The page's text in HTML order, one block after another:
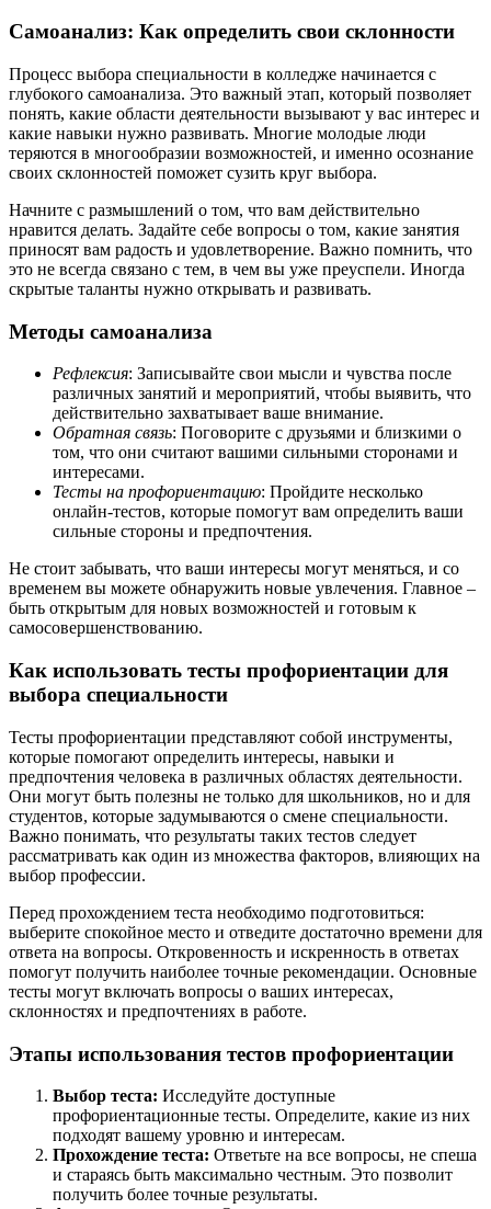
Самоанализ: Как определить свои склонности
Процесс выбора специальности в колледже начинается с
глубокого самоанализа. Это важный этап, который позволяет
понять, какие области деятельности вызывают у вас интерес и
какие навыки нужно развивать. Многие молодые люди
теряются в многообразии возможностей, и именно осознание
своих склонностей поможет сузить круг выбора.
Начните с размышлений о том, что вам действительно
нравится делать. Задайте себе вопросы о том, какие занятия
приносят вам радость и удовлетворение. Важно помнить, что
это не всегда связано с тем, в чем вы уже преуспели. Иногда
скрытые таланты нужно открывать и развивать.
Методы самоанализа
Рефлексия: Записывайте свои мысли и чувства после
различных занятий и мероприятий, чтобы выявить, что
действительно захватывает ваше внимание.
Обратная связь: Поговорите с друзьями и близкими о
том, что они считают вашими сильными сторонами и
интересами.
Тесты на профориентацию: Пройдите несколько
онлайн-тестов, которые помогут вам определить ваши
сильные стороны и предпочтения.
Не стоит забывать, что ваши интересы могут меняться, и со
временем вы можете обнаружить новые увлечения. Главное –
быть открытым для новых возможностей и готовым к
самосовершенствованию.
Как использовать тесты профориентации для
выбора специальности
Тесты профориентации представляют собой инструменты,
которые помогают определить интересы, навыки и
предпочтения человека в различных областях деятельности.
Они могут быть полезны не только для школьников, но и для
студентов, которые задумываются о смене специальности.
Важно понимать, что результаты таких тестов следует
рассматривать как один из множества факторов, влияющих на
выбор профессии.
Перед прохождением теста необходимо подготовиться:
выберите спокойное место и отведите достаточно времени для
ответа на вопросы. Откровенность и искренность в ответах
помогут получить наиболее точные рекомендации. Основные
тесты могут включать вопросы о ваших интересах,
склонностях и предпочтениях в работе.
Этапы использования тестов профориентации
Выбор теста: Исследуйте доступные
профориентационные тесты. Определите, какие из них
подходят вашему уровню и интересам.
Прохождение теста: Ответьте на все вопросы, не спеша
и стараясь быть максимально честным. Это позволит
получить более точные результаты.